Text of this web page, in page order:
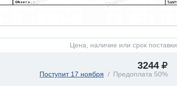
Цена, наличие или срок поставки
3244
Поступит 17 ноября Предоплата 50%